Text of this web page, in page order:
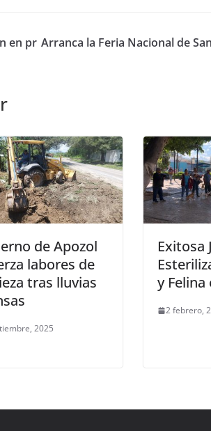
en pr Arranca la Feria Nacional de
de Apozol
labores de
tras lluvias
2025
Exitosa
y Felina
2 febrero,